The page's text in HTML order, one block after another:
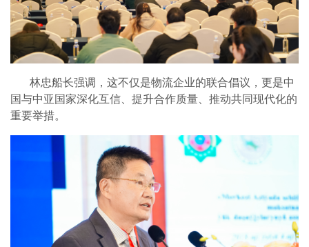
林忠船长强调，这不仅是物流企业的联合倡议，更是中
国与中亚国家深化互信、提升合作质量、推动共同现代化的
重要举措。